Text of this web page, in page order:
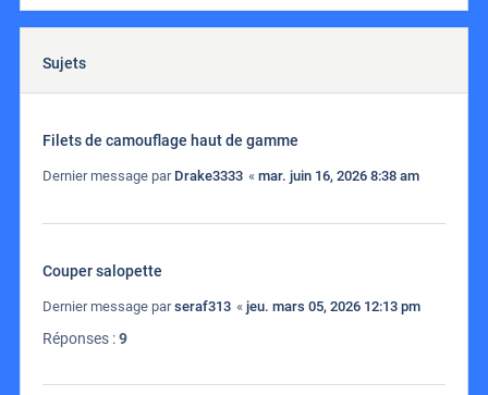
Sujets
Filets de camouflage haut de gamme
Dernier message par Drake3333 « mar. juin 16, 2026 8:38 am
Couper salopette
Dernier message parseraf313 « jeu. mars 05, 2026 12:13 pm
Réponses :9